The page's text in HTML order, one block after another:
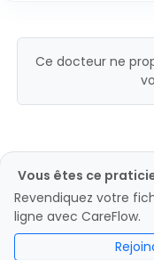
Ce docteur ne
Vous êtes ce
Revendiquez votre
ligne avec CareFlow.